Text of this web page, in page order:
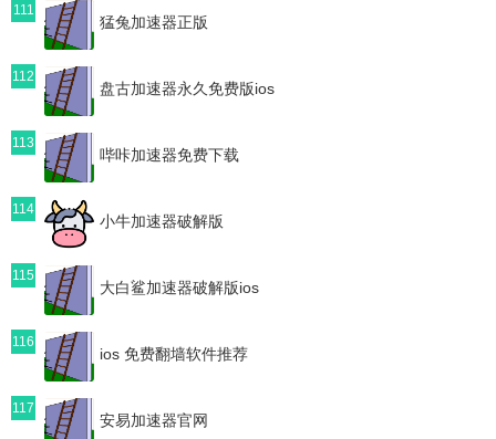
111
猛兔加速器正版
112
盘古加速器永久免费版ios
113
哔咔加速器免费下载
114
小牛加速器破解版
115
大白鲨加速器破解版ios
116
ios 免费翻墙软件推荐
117
安易加速器官网